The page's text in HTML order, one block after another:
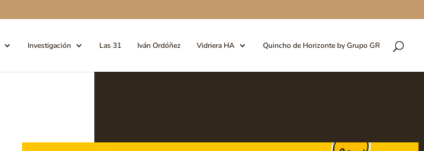
Investigación Las 31 Iván Ordóñez Vidriera HA Quincho de Horizonte by Grupo GR